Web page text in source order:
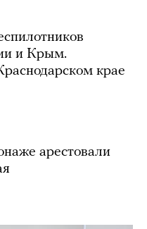
и Крым.
крае
арестовали